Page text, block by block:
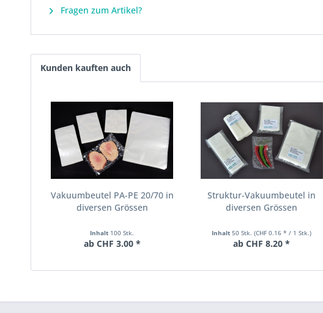
Fragen zum Artikel?
Kunden kauften auch
Vakuumbeutel PA-PE 20/70 in
diversen Grössen
Inhalt 100 Stk.
ab CHF 3.00 *
Struktur-Vakuumbeutel in
diversen Grössen
Inhalt50 Stk.(CHF 0.16 * / 1 Stk.)
ab CHF 8.20 *